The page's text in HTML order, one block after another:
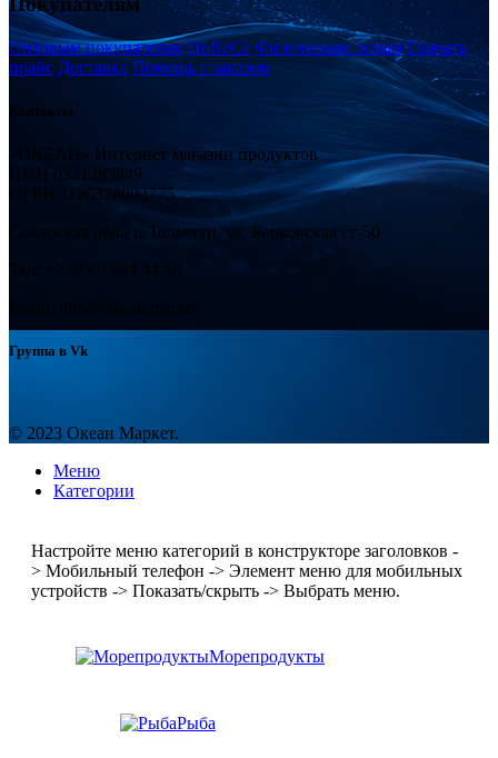
Оптовым покупателям HoReCa Физическим лицам Скачать
прайс Доставка Помощь с заказом
Контакты
«ОКЕАН» Интернет магазин продуктов
ИНН 6321285849
ОГРН 1126320002775
Самарская обл., г. Тольятти, ул. Борковская ст-50
Тел: +7 (950) 884 44 40
Email: info@okean.market
Группа в Vk
© 2023 Океан Маркет.
Меню
Категории
Настройте меню категорий в конструкторе заголовков -
> Мобильный телефон -> Элемент меню для мобильных
устройств -> Показать/скрыть -> Выбрать меню.
Морепродукты
Рыба